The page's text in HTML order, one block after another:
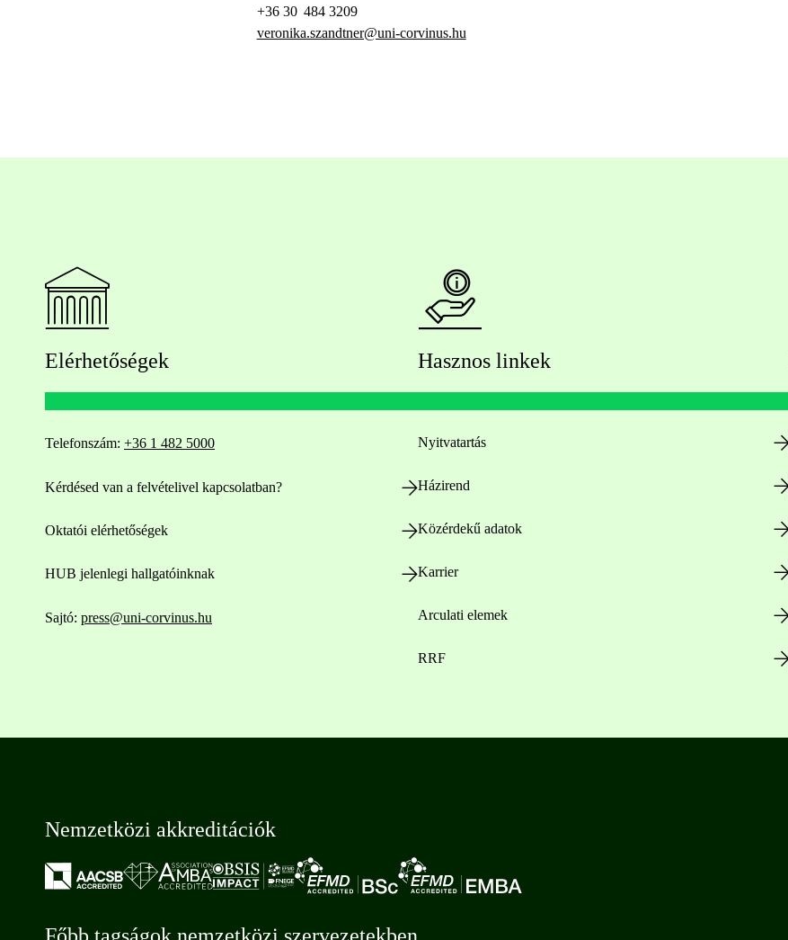
+36 30 484 3209
veronika.szandtner@uni-corvinus.hu
Elérhetőségek
Telefonszám: +36 1 482 5000
Kérdésed van a felvételivel kapcsolatban?
Oktatói elérhetőségek
HUB jelenlegi hallgatóinknak
Sajtó: press@uni-corvinus.hu
Hasznos linkek
Nyitvatartás
Házirend
Közérdekű adatok
Karrier
Arculati elemek
RRF
Nemzetközi akkreditációk